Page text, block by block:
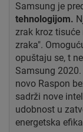
Samsung je
tehnologijom.
zrak kroz tisuće
zraka".
opuštaju se, t ne
Samsung
novo Raspon
sadrži nove
udobnost u
energetska